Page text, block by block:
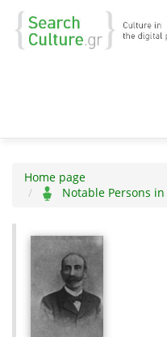
Home page
Notable Persons